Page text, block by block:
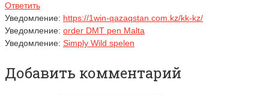
Ответить
Уведомление: https://1win-qazaqstan.com.kz/kk-kz/
Уведомление: order DMT pen Malta
Уведомление: Simply Wild spelen
Добавить комментарий